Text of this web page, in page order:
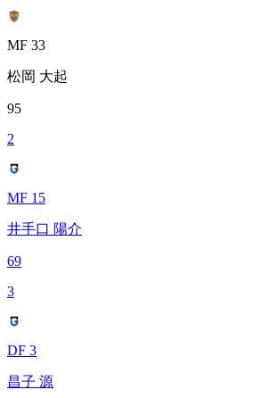
MF 33
松岡 大起
95
2
MF 15
井手口 陽介
69
3
DF 3
昌子 源